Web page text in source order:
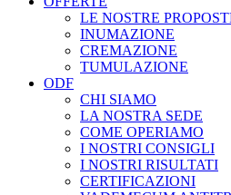
LE NOSTRE
INUMAZIONE
CREMAZIONE
TUMULAZIONE
ODF
CHI SIAMO
LA NOSTRA SEDE
COME OPERIAMO
I NOSTRI CONSIGLI
I NOSTRI RISULTATI
CERTIFICAZIONI